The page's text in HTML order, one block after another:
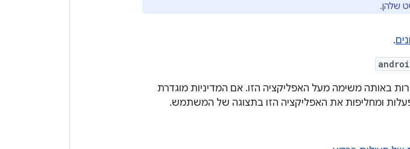
שלהן.
.
באותה משימה מעל האפליקציה הזו. אם המדיניות מוגדרת
ומחליפות את האפליקציה הזו בתצוגה של המשתמש.